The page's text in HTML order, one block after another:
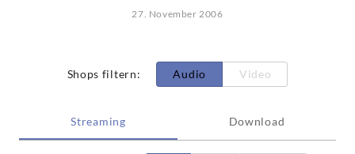
27. November 2006
Shops filtern: Audio Video
Streaming Download